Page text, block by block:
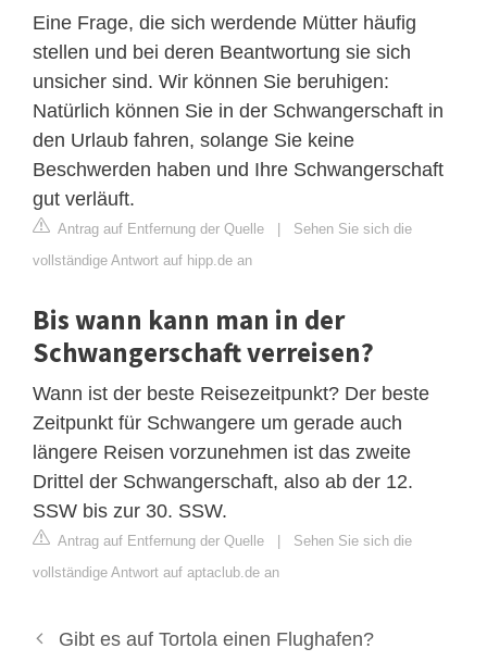
Eine Frage, die sich werdende Mütter häufig
stellen und bei deren Beantwortung sie sich
unsicher sind. Wir können Sie beruhigen:
Natürlich können Sie in der Schwangerschaft in
den Urlaub fahren, solange Sie keine
Beschwerden haben und Ihre Schwangerschaft
gut verläuft.
Antrag auf Entfernung der Quelle | Sehen Sie sich die
vollständige Antwort auf hipp.de an
Bis wann kann man in der
Schwangerschaft verreisen?
Wann ist der beste Reisezeitpunkt? Der beste
Zeitpunkt für Schwangere um gerade auch
längere Reisen vorzunehmen ist das zweite
Drittel der Schwangerschaft, also ab der 12.
SSW bis zur 30. SSW.
Antrag auf Entfernung der Quelle | Sehen Sie sich die
vollständige Antwort auf aptaclub.de an
Gibt es auf Tortola einen Flughafen?